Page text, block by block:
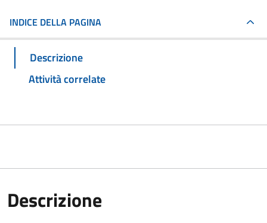
INDICE DELLA PAGINA
Descrizione
Attività correlate
Descrizione